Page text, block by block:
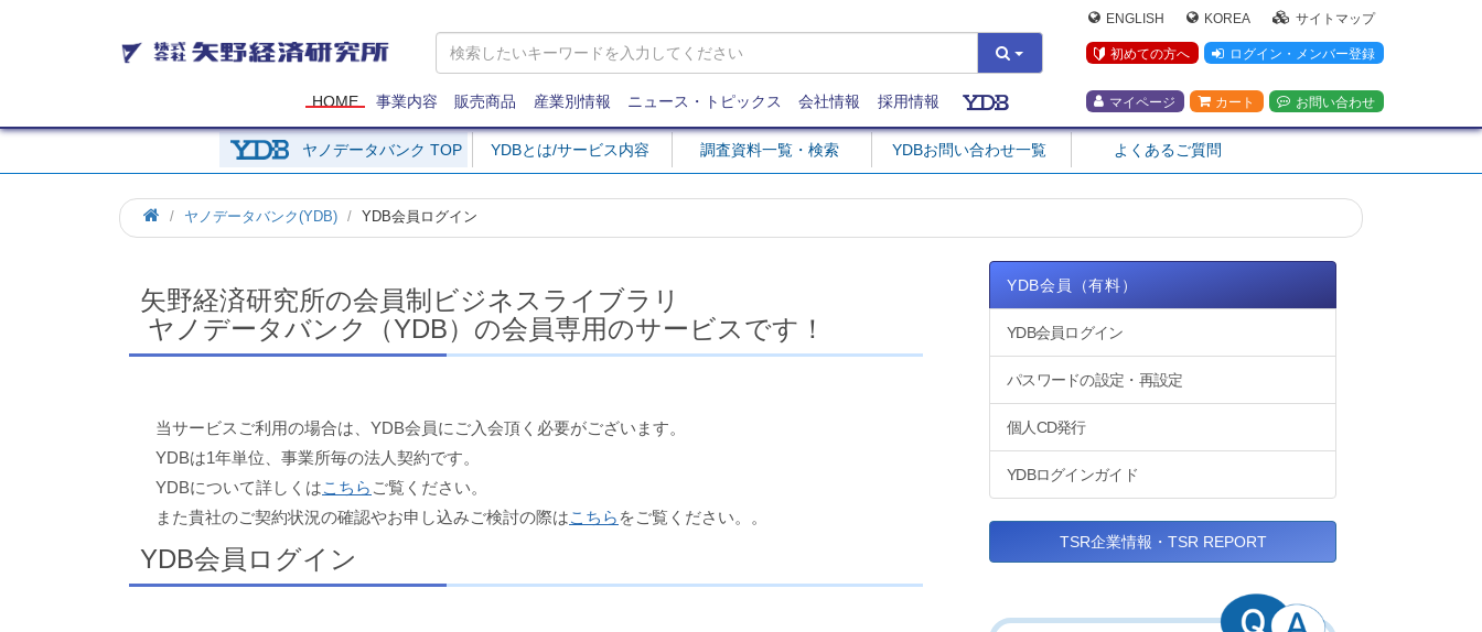
矢
野
研
究
所
ENGLISH KOREA サイトマップ
初めての方へ ログイン・メンバー登録
マイページ カート お問い合わせ
HOME 事業内容 販売商品 産業別情報 ニュース・トピックス 会社情報 採用情報
ヤノデータバンク TOP YDBとは/サービス内容 調査資料一覧・検索 YDBお問い合わせ一覧 よくあるご質問
ホ
ー
ヤノデータバンク(YDB) YDB会員ログイン
矢野経済研究所の会員制ビジネスライブラリ
ヤノデータバンク（YDB）の会員専用のサービスです！
当サービスご利用の場合は、YDB会員にご入会頂く必要がございます。
YDBは1年単位、事業所毎の法人契約です。
YDBについて詳しくはこちら ご覧ください。
また貴社のご契約状況の確認やお申し込みご検討の際はこちら をご覧ください。。
YDB会員ログイン
YDB会員（有料）
YDB会員ログイン
パスワードの設定・再設定
個人CD発行
YDBログインガイド
TSR企業情報・TSR REPORT